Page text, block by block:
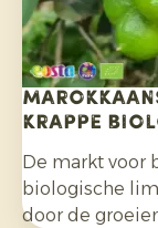
krappe
De markt voor
biologische
door de